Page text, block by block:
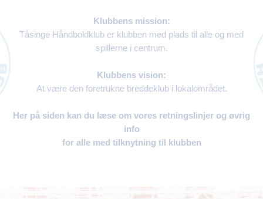
Klubbens mission:
Tåsinge Håndboldklub er klubben med plads til alle og med
spillerne i centrum.
Klubbens vision:
At være den foretrukne breddeklub i lokalområdet.
Her på siden kan du læse om vores retningslinjer og øvrig
info
for alle med tilknytning til klubben